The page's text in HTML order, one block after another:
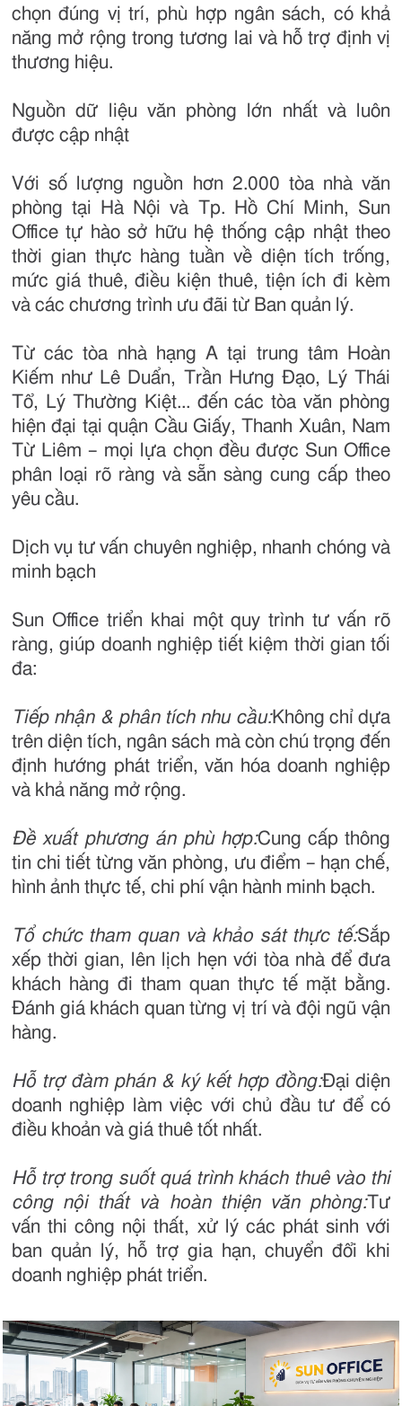
chọn đúng vị trí, phù hợp ngân sách, có khả
năng mở rộng trong tương lai và hỗ trợ định vị
thương hiệu.
Nguồn dữ liệu văn phòng lớn nhất và luôn
được cập nhật
Với số lượng nguồn hơn 2.000 tòa nhà văn
phòng tại Hà Nội và Tp. Hồ Chí Minh, Sun
Office tự hào sở hữu hệ thống cập nhật theo
thời gian thực hàng tuần về diện tích trống,
mức giá thuê, điều kiện thuê, tiện ích đi kèm
và các chương trình ưu đãi từ Ban quản lý.
Từ các tòa nhà hạng A tại trung tâm Hoàn
Kiếm như Lê Duẩn, Trần Hưng Đạo, Lý Thái
Tổ, Lý Thường Kiệt... đến các tòa văn phòng
hiện đại tại quận Cầu Giấy, Thanh Xuân, Nam
Từ Liêm – mọi lựa chọn đều được Sun Office
phân loại rõ ràng và sẵn sàng cung cấp theo
yêu cầu.
Dịch vụ tư vấn chuyên nghiệp, nhanh chóng và
minh bạch
Sun Office triển khai một quy trình tư vấn rõ
ràng, giúp doanh nghiệp tiết kiệm thời gian tối
đa:
Tiếp nhận & phân tích nhu cầu:Không chỉ dựa
trên diện tích, ngân sách mà còn chú trọng đến
định hướng phát triển, văn hóa doanh nghiệp
và khả năng mở rộng.
Đề xuất phương án phù hợp:Cung cấp thông
tin chi tiết từng văn phòng, ưu điểm – hạn chế,
hình ảnh thực tế, chi phí vận hành minh bạch.
Tổ chức tham quan và khảo sát thực tế:Sắp
xếp thời gian, lên lịch hẹn với tòa nhà để đưa
khách hàng đi tham quan thực tế mặt bằng.
Đánh giá khách quan từng vị trí và đội ngũ vận
hàng.
Hỗ trợ đàm phán & ký kết hợp đồng:Đại diện
doanh nghiệp làm việc với chủ đầu tư để có
điều khoản và giá thuê tốt nhất.
Hỗ trợ trong suốt quá trình khách thuê vào thi
công nội thất và hoàn thiện văn phòng:Tư
vấn thi công nội thất, xử lý các phát sinh với
ban quản lý, hỗ trợ gia hạn, chuyển đổi khi
doanh nghiệp phát triển.